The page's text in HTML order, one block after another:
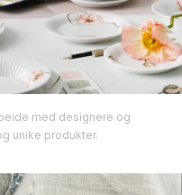
med designere og
unike produkter.